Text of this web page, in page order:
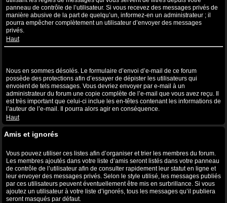
panneau de contrôle de l’utilisateur. Si vous recevez des messages privés de
manière abusive de la part de quelqu’un, informez-en un administrateur ; il
pourra empêcher complètement un utilisateur d’envoyer des messages
privés.
Haut
Nous en sommes désolés. Le formulaire d’envoi d’e-mail de ce forum
possède des protections afin d’essayer de dépister les utilisateurs qui
envoient de tels messages. Vous devriez envoyer par e-mail à un
administrateur du forum une copie complète de l’e-mail que vous avez reçu. Il
est très important que celui-ci inclue les en-têtes contenant les informations de
l’auteur de l’e-mail. Il pourra alors agir en conséquence.
Haut
Amis et ignorés
Vous pouvez utiliser ces listes afin d’organiser et trier les membres du forum.
Les membres ajoutés dans votre liste d’amis seront listés dans votre panneau
de contrôle de l’utilisateur afin de consulter rapidement leur statut en ligne et
leur envoyer des messages privés. Selon le style utilisé, les messages publiés
par ces utilisateurs peuvent éventuellement être mis en surbrillance. Si vous
ajoutez un utilisateur à votre liste d’ignorés, tous les messages qu’il publiera
seront masqués par défaut.